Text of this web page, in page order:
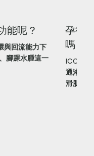
能呢？
與回流能力下
腳踝水腫這一
孕後
嗎？
ICOON
通淋巴
滑肌！